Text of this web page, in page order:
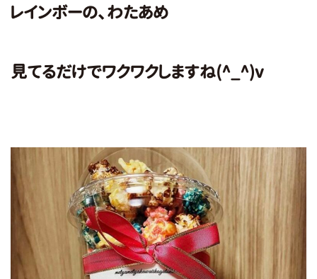
レインボーの、わたあめ
見てるだけでワクワクしますね(^_^)v